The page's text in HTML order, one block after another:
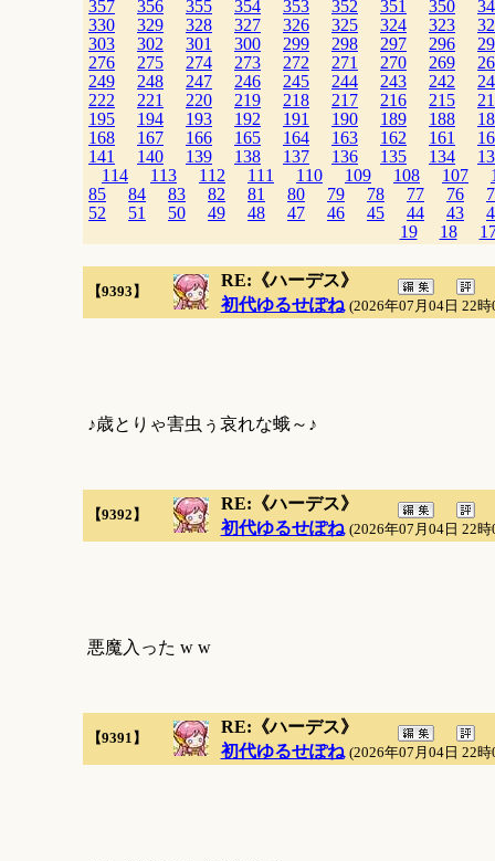
357
356 355 354 353 352 351 350
330
329 328 327 326 325 324 323
303
302 301 300 299 298 297 296
276
275 274 273 272 271 270 269
249
248 247 246 245 244 243 242
222
221 220 219 218 217 216 215
195
194 193 192 191 190 189 188
168
167 166 165 164 163 162 161
141
140 139 138 137 136 135 134
114
113 112 111 110 109 108 107
85
84 83 82 81 80 79 78 77 76
52
51 50 49 48 47 46 45 44 43
19
18
【9393】
RE:《ハーデス》
初代ゆるせぽね (2026年07月04日 22時
♪歳とりゃ害虫ぅ哀れな蛾～♪
【9392】
RE:《ハーデス》
初代ゆるせぽね (2026年07月04日 22時
悪魔入った w w
【9391】
RE:《ハーデス》
初代ゆるせぽね (2026年07月04日 22時